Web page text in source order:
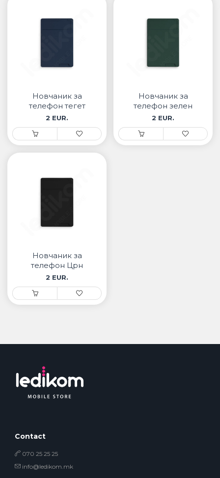
Новчаник за
телефон тегет
2 EUR.
Новчаник за
телефон зелен
2 EUR.
Новчаник за
телефон Црн
2 EUR.
Contact
070 25 25 25
info@ledikom.mk